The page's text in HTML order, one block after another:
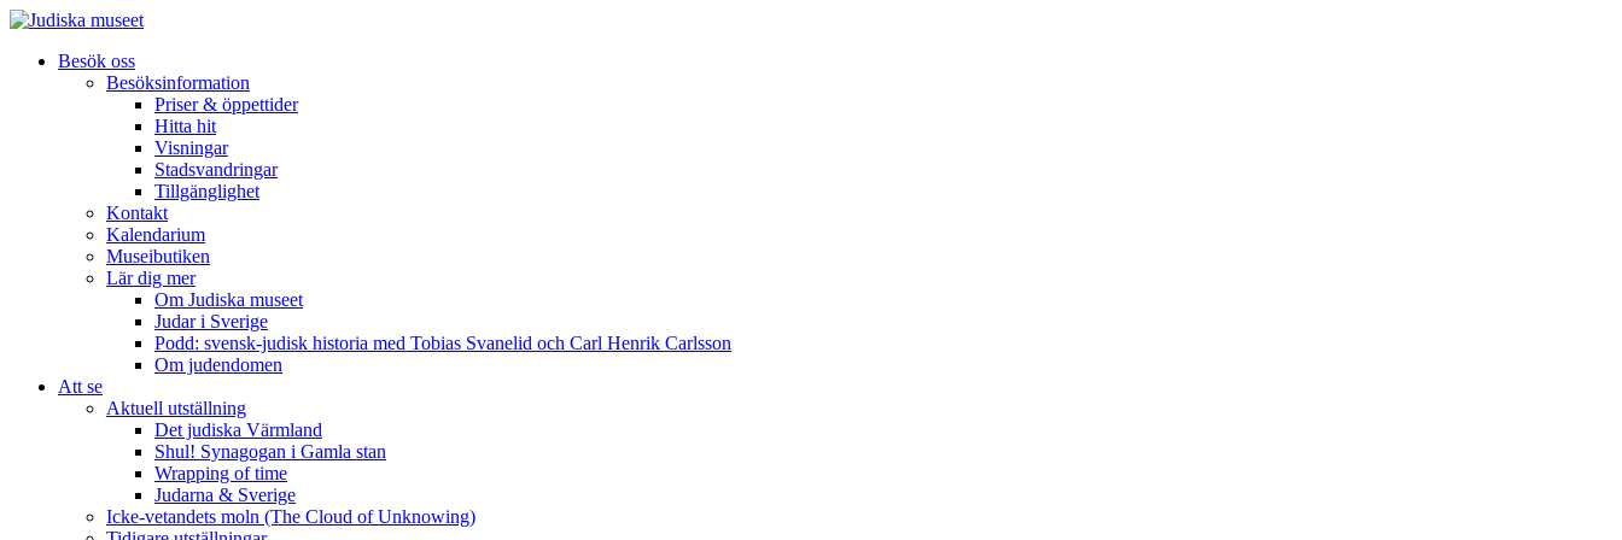
Besök oss
Besöksinformation
Priser & öppettider
Hitta hit
Visningar
Stadsvandringar
Tillgänglighet
Kontakt
Kalendarium
Museibutiken
Lär dig mer
Om Judiska museet
Judar i Sverige
Podd: svensk-judisk historia med Tobias Svanelid och Carl Henrik Carlsson
Om judendomen
Att se
Aktuell utställning
Det judiska Värmland
Shul! Synagogan i Gamla stan
Wrapping of time
Judarna & Sverige
Icke-vetandets moln (The Cloud of Unknowing)